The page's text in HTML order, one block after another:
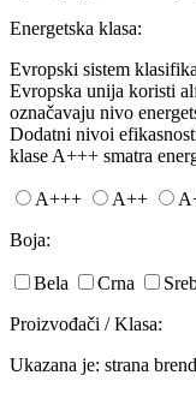
Energetska klasa:
Evropski sistem
Evropska unija koristi
označavaju nivo
Dodatni nivoi
klase A+++ smatra
A+++ A++
Boja:
Bela Crna
Proizvođači / Klasa:
Ukazana je: strana